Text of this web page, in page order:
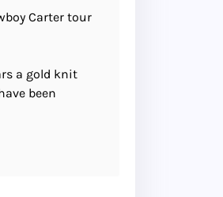
Carter tour
a gold knit
been